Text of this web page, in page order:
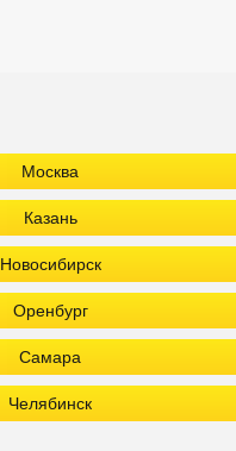
Москва
Казань
Новосибирск
Оренбург
Самара
Челябинск